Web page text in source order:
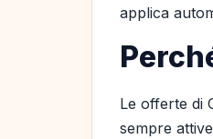
applica
Le offerte di
sempre